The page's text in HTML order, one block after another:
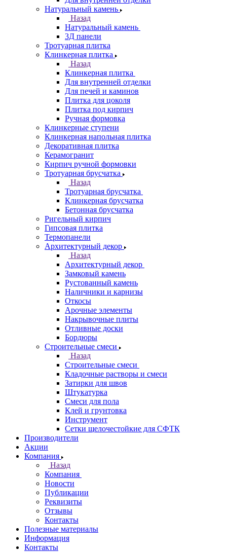
Натуральный камень
Назад
Натуральный камень
3Д панели
Тротуарная плитка
Клинкерная плитка
Назад
Клинкерная плитка
Для внутренней отделки
Для печей и каминов
Плитка для цоколя
Плитка под кирпич
Ручная формовка
Клинкерные ступени
Клинкерная напольная плитка
Декоративная плитка
Керамогранит
Кирпич ручной формовки
Тротуарная брусчатка
Назад
Тротуарная брусчатка
Клинкерная брусчатка
Бетонная брусчатка
Ригельный кирпич
Гипсовая плитка
Термопанели
Архитектурный декор
Назад
Архитектурный декор
Замковый камень
Рустованный камень
Наличники и карнизы
Откосы
Арочные элементы
Накрывочные плиты
Отливные доски
Бордюры
Строительные смеси
Назад
Строительные смеси
Кладочные растворы и смеси
Затирки для швов
Штукатурка
Смеси для пола
Клей и грунтовка
Инструмент
Сетки щелочестойкие для СФТК
Производители
Акции
Компания
Назад
Компания
Новости
Публикации
Реквизиты
Отзывы
Контакты
Полезные материалы
Информация
Контакты